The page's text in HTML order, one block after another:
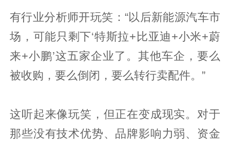
有行业分析师开玩笑：“以后新能源汽车市
场，可能只剩下‘特斯拉+比亚迪+小米+蔚
来+小鹏’这五家企业了。其他车企，要么
被收购，要么倒闭，要么转行卖配件。”
这听起来像玩笑，但正在变成现实。对于
那些没有技术优势、品牌影响力弱、资金